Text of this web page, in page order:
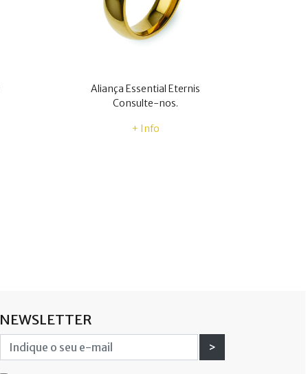
Aliança Essential Eternis
Consulte-nos.
+ Info
NEWSLETTER
>